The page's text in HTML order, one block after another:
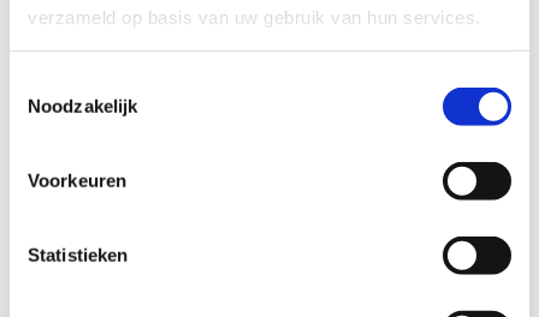
verzameld op basis van uw gebruik van hun services.
Noodzakelijk
Voorkeuren
Statistieken
Retail
Om de overlast zoveel mogelijk te beperken, plannen
avond. Het winkelend publiek merkt zo nauwelijks dat
we er zijn.